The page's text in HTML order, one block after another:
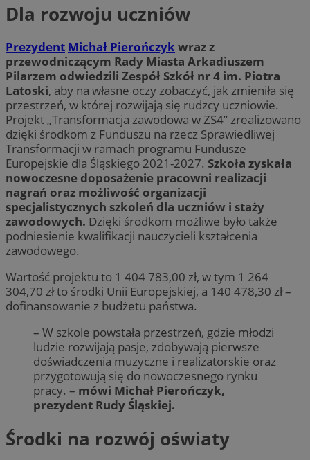
Dla rozwoju uczniów
Prezydent Michał Pierończykwraz z
przewodniczącym Rady Miasta Arkadiuszem
Pilarzem odwiedzili Zespół Szkół nr 4 im. Piotra
Latoski, aby na własne oczy zobaczyć, jak zmieniła się
przestrzeń, w której rozwijają się rudzcy uczniowie.
Projekt „Transformacja zawodowa w ZS4” zrealizowano
dzięki środkom z Funduszu na rzecz Sprawiedliwej
Transformacji w ramach programu Fundusze
Europejskie dla Śląskiego 2021-2027. Szkoła zyskała
nowoczesne doposażenie pracowni realizacji
nagrań oraz możliwość organizacji
specjalistycznych szkoleń dla uczniów i staży
zawodowych. Dzięki środkom możliwe było także
podniesienie kwalifikacji nauczycieli kształcenia
zawodowego.
Wartość projektu to 1 404 783,00 zł, w tym 1 264
304,70 zł to środki Unii Europejskiej, a 140 478,30 zł –
dofinansowanie z budżetu państwa.
– W szkole powstała przestrzeń, gdzie młodzi
ludzie rozwijają pasje, zdobywają pierwsze
doświadczenia muzyczne i realizatorskie oraz
przygotowują się do nowoczesnego rynku
pracy. – mówi Michał Pierończyk,
prezydent Rudy Śląskiej.
Środki na rozwój oświaty